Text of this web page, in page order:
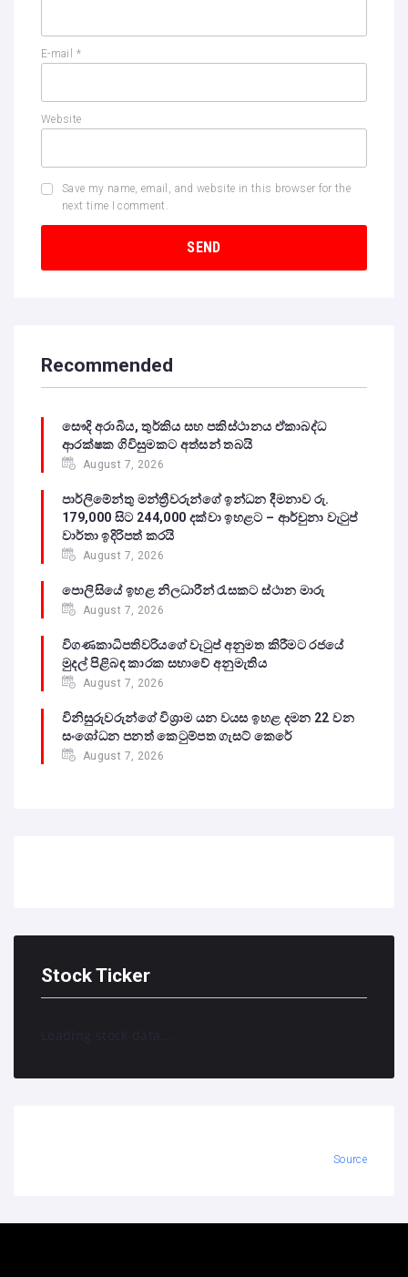
E-mail *
Website
Save my name, email, and website in this browser for the
next time I comment.
Recommended
සෞදි අරාබිය, තුර්කිය සහ පකිස්ථානය ඒකාබද්ධ
ආරක්ෂක ගිවිසුමකට අත්සන් තබයි
August 7, 2026
පාර්ලිමේන්තු මන්ත්‍රීවරුන්ගේ ඉන්ධන දීමනාව රු.
179,000 සිට 244,000 දක්වා ඉහළට – ආර්චුනා වැටුප්
වාර්තා ඉදිරිපත් කරයි
August 7, 2026
පොලිසියේ ඉහළ නිලධාරීන් රැසකට ස්ථාන මාරු
August 7, 2026
විගණකාධිපතිවරියගේ වැටුප් අනුමත කිරීමට රජයේ
මුදල් පිළිබඳ කාරක සභාවේ අනුමැතිය
August 7, 2026
විනිසුරුවරුන්ගේ විශ්‍රාම යන වයස ඉහළ දමන 22 වන
සංශෝධන පනත් කෙටුම්පත ගැසට් කෙරේ
August 7, 2026
Stock Ticker
Loading stock data...
Source